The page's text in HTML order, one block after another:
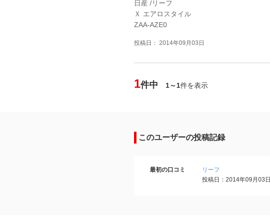
日産 /リーフ
Ｘ エアロスタイル
ZAA-AZE0
投稿日： 2014年09月03日
1件中 1～1件を表示
このユーザーの投稿記録
最初の口コミ
リーフ
投稿日：2014年09月03日